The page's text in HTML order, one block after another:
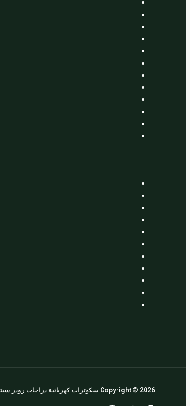
Copyright © 2026 سكوترات كهربائية دراجات رودر سيتي كوكو المملكة العربية السعودية